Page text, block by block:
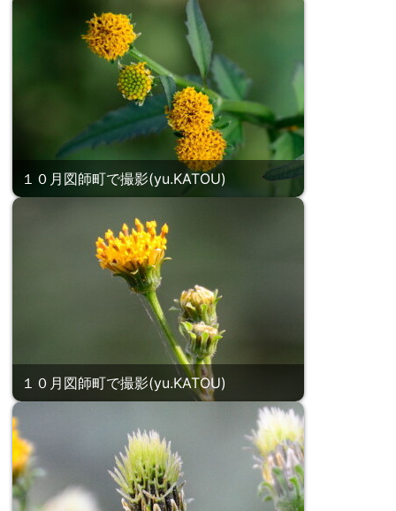
１０月図師町で撮影(yu.KATOU)
１０月図師町で撮影(yu.KATOU)